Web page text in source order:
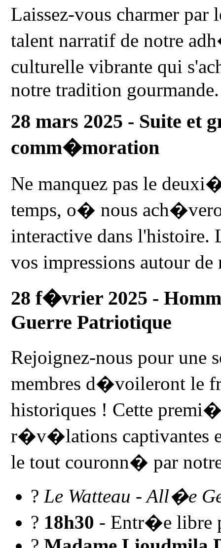
Laissez-vous charmer
talent narratif de notre
culturelle vibrante qui
notre tradition gourmande.
28 mars 2025 - Suite et
comm�moration
Ne manquez pas le
temps, o� nous
interactive dans l'histoire.
vos impressions autour
28 f�vrier 2025 -
Guerre Patriotique
Rejoignez-nous pour
membres d�voileront le
historiques ! Cette
r�v�lations captivantes
le tout couronn� par
?Le Watteau - All�e
? 18h30 - Entr�e libre